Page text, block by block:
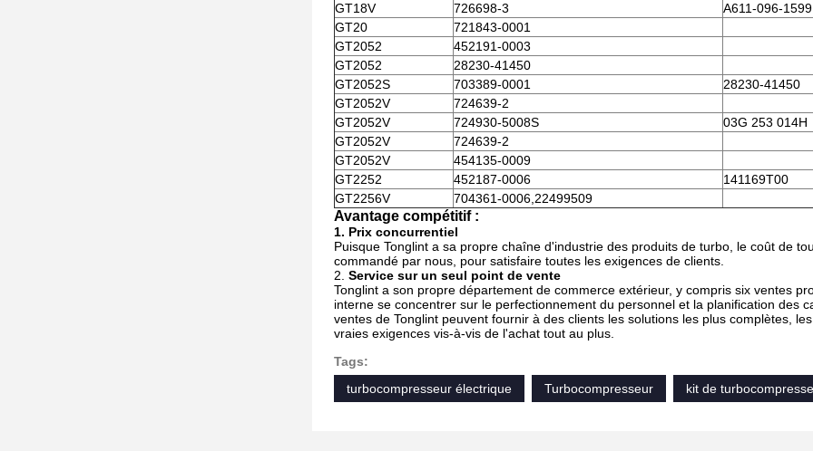
GT18V
726698-3
A611-096-1599
GT20
721843-0001
GT2052
452191-0003
GT2052
28230-41450
GT2052S
703389-0001
28230-41450
GT2052V
724639-2
GT2052V
724930-5008S
03G 253 014H
GT2052V
724639-2
GT2052V
454135-0009
GT2252
452187-0006
141169T00
GT2256V
704361-0006,22499509
Avantage compétitif :
1. Prix concurrentiel
Puisque Tonglint a sa propre chaîne d'industrie des produits de turbo, le coût de
commandé par nous, pour satisfaire toutes les exigences de clients.
2. Service sur un seul point de vente
Tonglint a son propre département de commerce extérieur, y compris six ventes
interne se concentrer sur le perfectionnement du personnel et la planification des
ventes de Tonglint peuvent fournir à des clients les solutions les plus complètes,
vraies exigences vis-à-vis de l'achat tout au plus.
Tags:
turbocompresseur électrique
Turbocompresseur kit de